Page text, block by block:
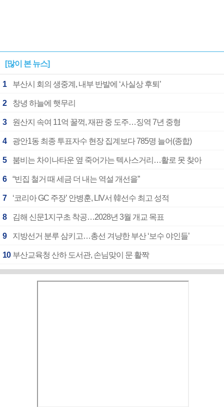
[많이 본 뉴스]
1 부산시 회의 생중계, 내부 반발에 ‘사실상 후퇴’
2 창녕 하늘에 햇무리
3 원산지 속여 11억 꿀꺽, 재판 중 도주…징역 7년 중형
4 광안1동 최종 투표자수 현장 집계보다 785명 늘어(종합)
5 붐비는 차이나타운 옆 죽어가는 텍사스거리…활로 못 찾아
6 “빈집 철거 때 세금 더 내는 역설 개선을”
7 ‘코리아 GC 주장’ 안병훈, LIV서 韓선수 최고 성적
8 김해 신문1지구초 착공…2028년 3월 개교 목표
9 지방선거 분루 삼키고…총선 겨냥한 부산 ‘보수 야인들’
10 부산교육청 산하 도서관, 손님맞이 문 활짝